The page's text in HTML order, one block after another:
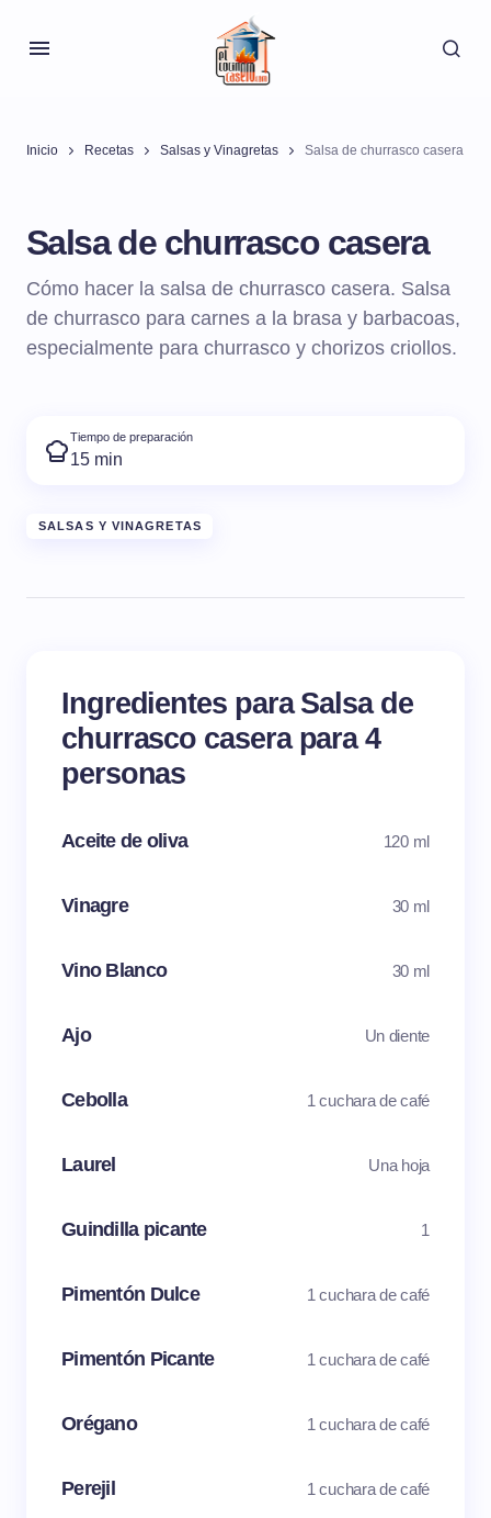
Inicio Recetas Salsas y Vinagretas Salsa de churrasco casera
Salsa de churrasco casera
Cómo hacer la salsa de churrasco casera. Salsa
de churrasco para carnes a la brasa y barbacoas,
especialmente para churrasco y chorizos criollos.
Tiempo de preparación
15 min
SALSAS Y VINAGRETAS
Ingredientes para Salsa de
churrasco casera para 4
personas
Aceite de oliva 120 ml
Vinagre 30 ml
Vino Blanco 30 ml
Ajo Un diente
Cebolla 1 cuchara de café
Laurel Una hoja
Guindilla picante 1
Pimentón Dulce 1 cuchara de café
Pimentón Picante 1 cuchara de café
Orégano 1 cuchara de café
Perejil 1 cuchara de café